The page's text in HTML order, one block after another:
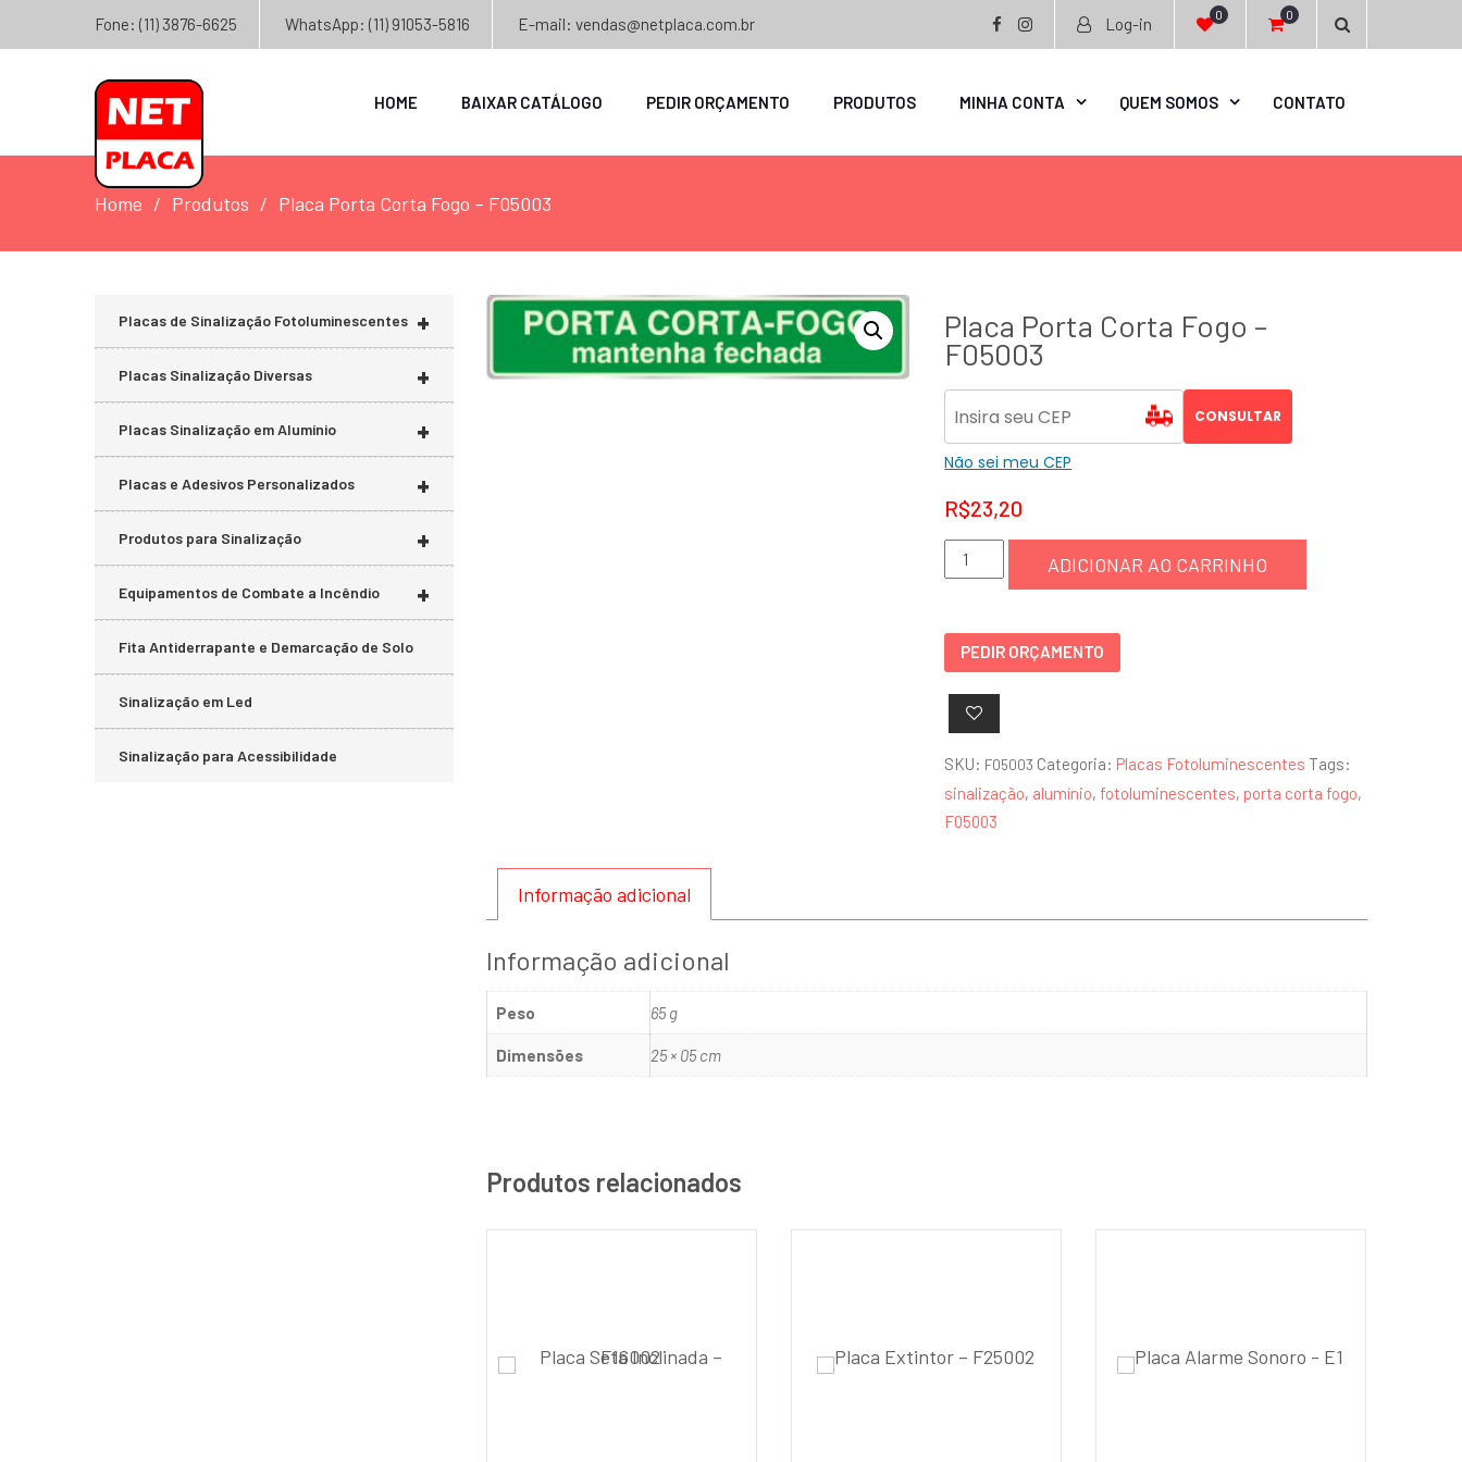
Fone: (11) 3876-6625 WhatsApp: (11) 91053-5816 E-mail: vendas@netplaca.com.br Log-in 0 0
HOME BAIXAR CATÁLOGO PEDIR ORÇAMENTO PRODUTOS MINHA CONTA QUEM SOMOS CONTATO
Home Produtos Placa Porta Corta Fogo – F05003
Placa Porta Corta Fogo –
F05003
CONSULTAR
Não sei meu CEP
R$23,20
Placa
Porta
Fogo
–
F05003
quantidade
ADICIONAR AO CARRINHO
PEDIR ORÇAMENTO
SKU: F05003 Categoria: Placas Fotoluminescentes Tags:
sinalização, alumínio, fotoluminescentes, porta corta fogo,
F05003
Informação adicional
Informação adicional
Peso 65 g
Dimensões 25 × 05 cm
Produtos relacionados
+
Placas de Sinalização Fotoluminescentes
+
Placas Sinalização Diversas
+
Placas Sinalização em Alumínio
+
Placas e Adesivos Personalizados
+
Produtos para Sinalização
+
Equipamentos de Combate a Incêndio
Fita Antiderrapante e Demarcação de Solo
Sinalização em Led
Sinalização para Acessibilidade